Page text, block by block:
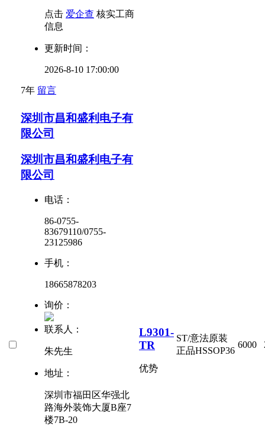
点击 爱企查 核实工商
信息
更新时间：
2026-8-10 17:00:00
7年 留言
深圳市昌和盛利电子有
限公司
深圳市昌和盛利电子有
限公司
电话：
86-0755-
83679110/0755-
23125986
手机：
18665878203
询价：
联系人：
朱先生
地址：
深圳市福田区华强北
路海外装饰大厦B座7
楼7B-20
L9301-
TR
优势
ST/意法原装
正品HSSOP36
6000